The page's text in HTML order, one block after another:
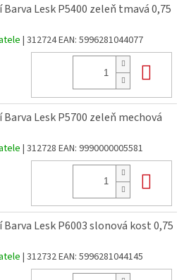
Lesk P5400 zeleň tmavá 0,75
| 312724EAN: 5996281044077
Lesk P5700 zeleň mechová
| 312728 EAN: 9990000005581
Lesk P6003 slonová kost 0,75
| 312732EAN: 5996281044145